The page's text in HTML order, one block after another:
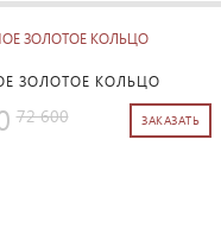
ПОДРОБНЕЕ
ЗОЛОТОЕ КОЛЬЦО
72 600